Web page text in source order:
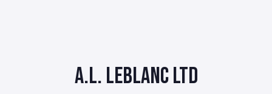
A.L. LEBLANC LTD